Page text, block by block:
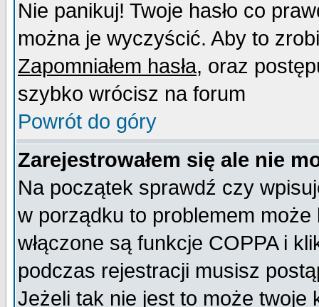
Nie panikuj! Twoje hasło co
można je wyczyścić. Aby to
Zapomniałem hasła, oraz
szybko wrócisz na forum
Powrót do góry
Zarejestrowałem się ale nie
Na początek sprawdź czy
w porządku to problemem
włączone są funkcje COPPA i
podczas rejestracji musisz
Jeżeli tak nie jest to może twoje